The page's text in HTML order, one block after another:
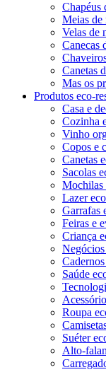
Chapéus
Meias de
Velas de
Canecas
Canetas
Mas os
Produtos eco-
Casa e
Cozinha
Vinho
Copos e
Canetas
Sacolas
Mochilas
Lazer
Garrafas
Feiras e
Criança
Saúde
Roupa
Suéter
Alto-